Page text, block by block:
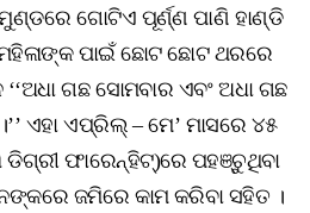
ଗୋଟିଏ ପୂର୍ଣ୍ଣ ପାଣି ହାଣ୍ଡି
ପାଇଁ ଛୋଟ ଛୋଟ ଥରରେ
ଗଛ ସୋମବାର ଏବଂ ଅଧା ଗଛ
ଏହା ଏପ୍ରିଲ୍‌ – ମେ’ ମାସରେ ୪୫
ଫାରେନ୍‌ହିଟ୍)ରେ ପହଞ୍ଚୁଥିବା
ଜମିରେ କାମ କରିବା ସହିତ ।